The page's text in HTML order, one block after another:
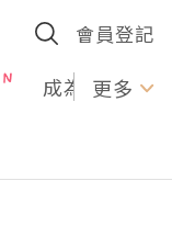
會員登記
成為U更多